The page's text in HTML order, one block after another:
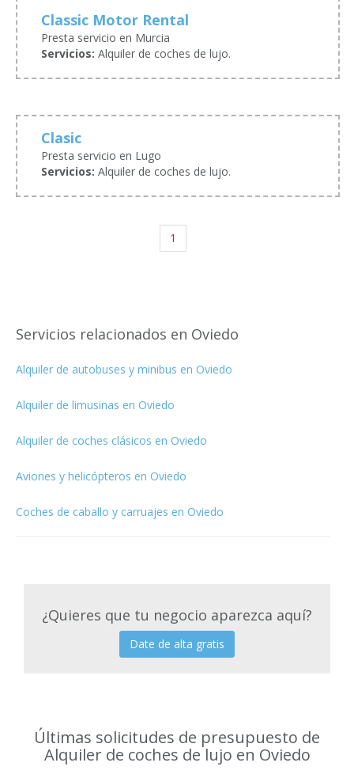
Classic Motor Rental
Presta servicio en Murcia
Servicios: Alquiler de coches de lujo.
Clasic
Presta servicio en Lugo
Servicios: Alquiler de coches de lujo.
1
Servicios relacionados en Oviedo
Alquiler de autobuses y minibus en Oviedo
Alquiler de limusinas en Oviedo
Alquiler de coches clásicos en Oviedo
Aviones y helicópteros en Oviedo
Coches de caballo y carruajes en Oviedo
¿Quieres que tu negocio aparezca aquí?
Date de alta gratis
Últimas solicitudes de presupuesto de
Alquiler de coches de lujo en Oviedo